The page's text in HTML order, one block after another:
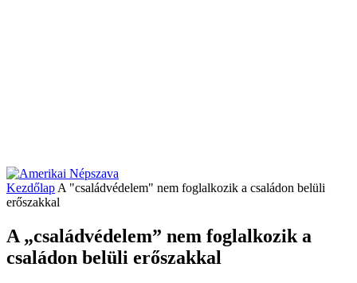
Kezdőlap A "családvédelem" nem foglalkozik a családon belüli
erőszakkal
A „családvédelem” nem foglalkozik a
családon belüli erőszakkal